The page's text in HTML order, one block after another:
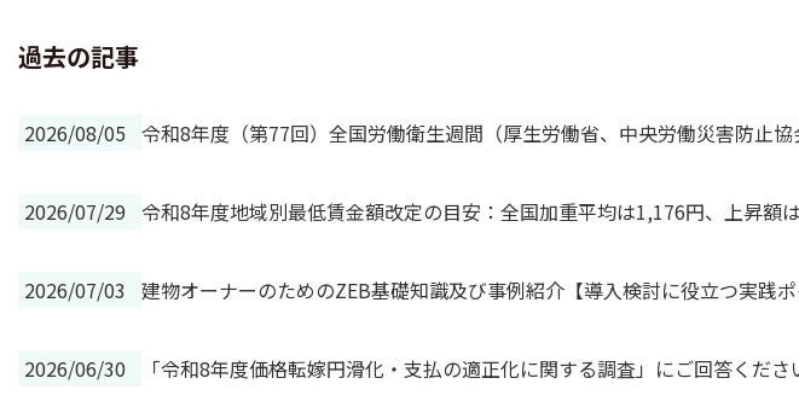
過去の記事
2026/08/05 令和8年度（第77回）全国労働衛生週間（厚生労働省、中央労働災害防止協
2026/07/29 令和8年度地域別最低賃金額改定の目安：全国加重平均は1,176円、上昇額
2026/07/03 建物オーナーのためのZEB基礎知識及び事例紹介【導入検討に役立つ実践
2026/06/30 「令和8年度価格転嫁円滑化・支払の適正化に関する調査」にご回答くださ